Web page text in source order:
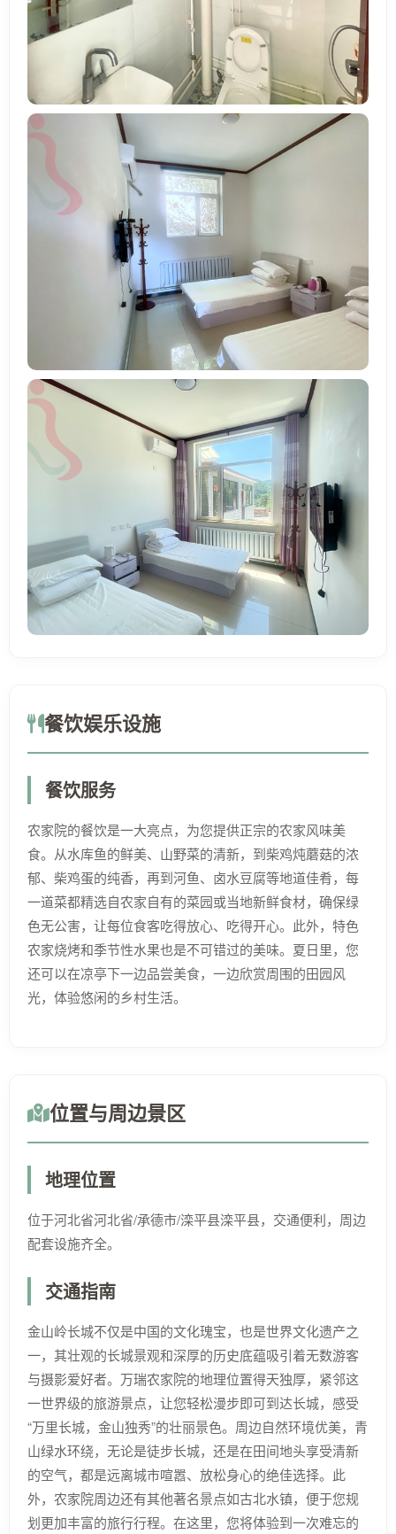
餐饮娱乐设施
餐饮服务
农家院的餐饮是一大亮点，为您提供正宗的农家风味美
食。从水库鱼的鲜美、山野菜的清新，到柴鸡炖蘑菇的浓
郁、柴鸡蛋的纯香，再到河鱼、卤水豆腐等地道佳肴，每
一道菜都精选自农家自有的菜园或当地新鲜食材，确保绿
色无公害，让每位食客吃得放心、吃得开心。此外，特色
农家烧烤和季节性水果也是不可错过的美味。夏日里，您
还可以在凉亭下一边品尝美食，一边欣赏周围的田园风
光，体验悠闲的乡村生活。
位置与周边景区
地理位置
位于河北省河北省/承德市/滦平县滦平县，交通便利，周边
配套设施齐全。
交通指南
金山岭长城不仅是中国的文化瑰宝，也是世界文化遗产之
一，其壮观的长城景观和深厚的历史底蕴吸引着无数游客
与摄影爱好者。万瑞农家院的地理位置得天独厚，紧邻这
一世界级的旅游景点，让您轻松漫步即可到达长城，感受
“万里长城，金山独秀”的壮丽景色。周边自然环境优美，青
山绿水环绕，无论是徒步长城，还是在田间地头享受清新
的空气，都是远离城市喧嚣、放松身心的绝佳选择。此
外，农家院周边还有其他著名景点如古北水镇，便于您规
划更加丰富的旅行行程。在这里，您将体验到一次难忘的